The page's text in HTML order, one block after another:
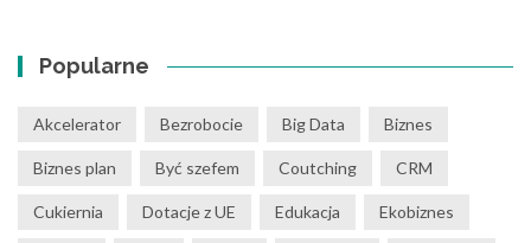
Popularne
Akcelerator Bezrobocie Big Data Biznes
Biznes plan Być szefem Coutching CRM
Cukiernia Dotacje z UE Edukacja Ekobiznes